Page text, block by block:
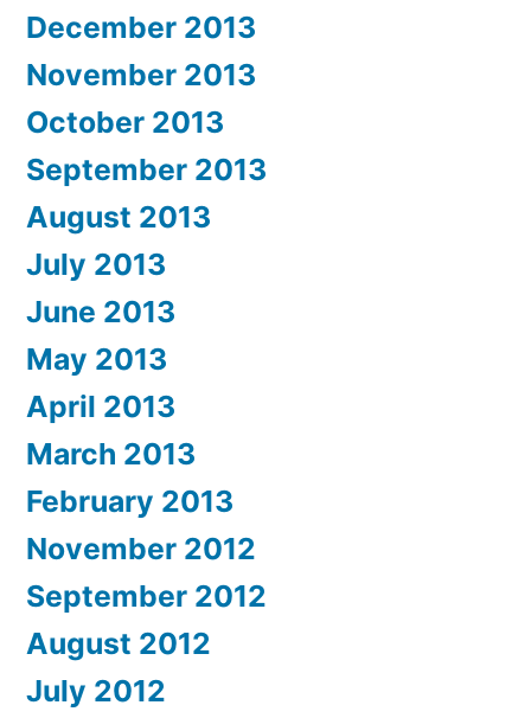
December 2013
November 2013
October 2013
September 2013
August 2013
July 2013
June 2013
May 2013
April 2013
March 2013
February 2013
November 2012
September 2012
August 2012
July 2012